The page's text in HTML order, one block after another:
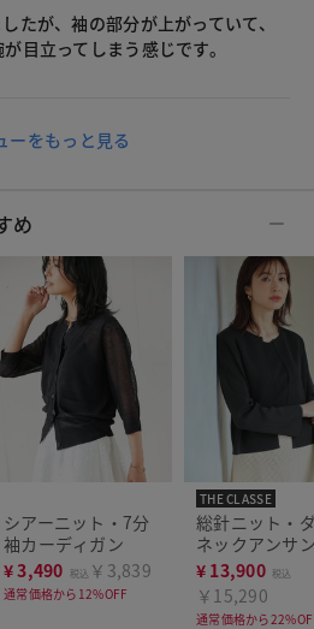
たが、袖の部分が上がっていて、
目立ってしまう感じです。
ーをもっと見る
め
シアーニット・7分
袖カーディガン
¥3,490 税込 ￥3,839
通常価格から12%OFF
THE CLASSE
総針ニット・
ネックアンサ
¥ 13,900 税込
￥15,290
通常価格から